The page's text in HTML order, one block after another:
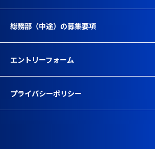
総務部（中途）の募集要項
エントリーフォーム
プライバシーポリシー